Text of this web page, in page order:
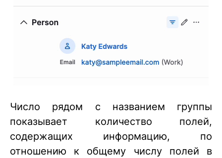
Число рядом с названием группы
показывает количество полей,
содержащих информацию, по
отношению к общему числу полей в